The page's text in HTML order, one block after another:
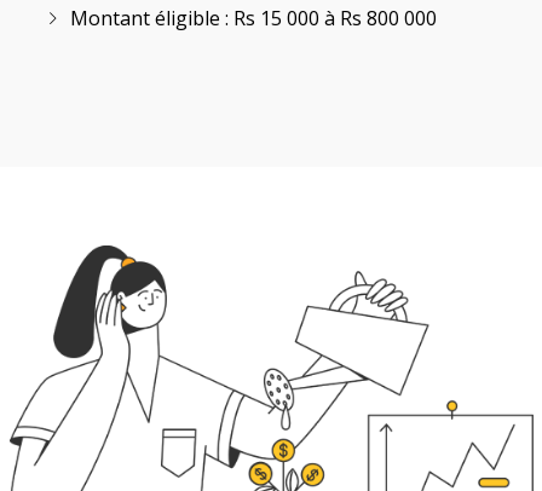
Montant éligible : Rs 15 000 à Rs 800 000